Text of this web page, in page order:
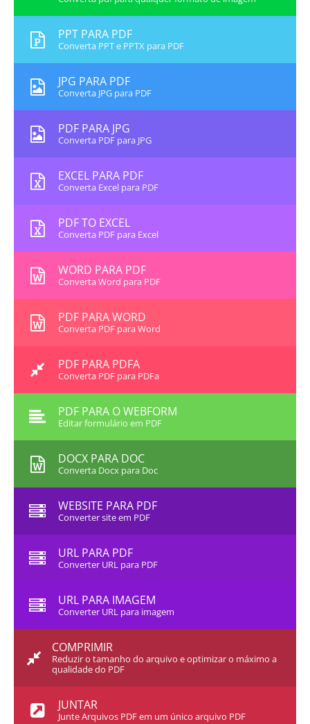
PPT PARA PDF
Converta PPT e PPTX para PDF
JPG PARA PDF
Converta JPG para PDF
PDF PARA JPG
Converta PDF para JPG
EXCEL PARA PDF
Converta Excel para PDF
PDF TO EXCEL
Converta PDF para Excel
WORD PARA PDF
Converta Word para PDF
PDF PARA WORD
Converta PDF para Word
PDF PARA PDFA
Converta PDF para PDFa
PDF PARA O WEBFORM
Editar formulário em PDF
DOCX PARA DOC
Converta Docx para Doc
WEBSITE PARA PDF
Converter site em PDF
URL PARA PDF
Converter URL para PDF
URL PARA IMAGEM
Converter URL para imagem
COMPRIMIR
Reduzir o tamanho do arquivo e optimizar o máximo a
qualidade do PDF
JUNTAR
Junte Arquivos PDF em um único arquivo PDF